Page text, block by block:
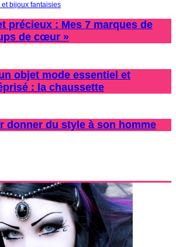
précieux : Mes 7 marques de
de cœur »
objet mode essentiel et
: la chaussette
donner du style à son homme